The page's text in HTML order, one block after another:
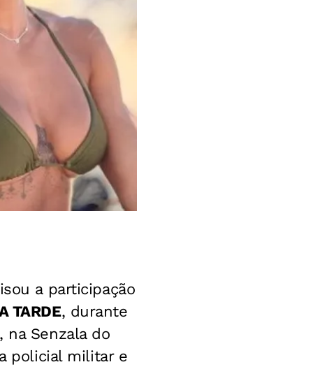
a participação
TARDE, durante
na Senzala do
policial militar e